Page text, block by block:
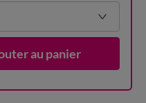
au panier